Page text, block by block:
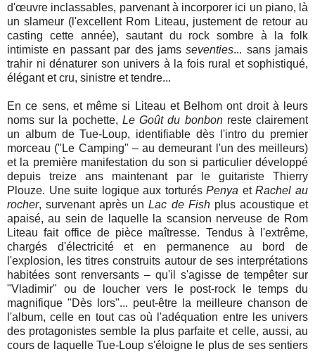
d'œuvre inclassables, parvenant à incorporer ici un piano, là
un slameur (l'excellent Rom Liteau, justement de retour au
casting cette année), sautant du rock sombre à la folk
intimiste en passant par des jamsseventies... sans jamais
trahir ni dénaturer son univers à la fois rural et sophistiqué,
élégant et cru, sinistre et tendre...
En ce sens, et même si Liteau et Belhom ont droit à leurs
noms sur la pochette, Le Goût du bonbonreste clairement
un album de Tue-Loup, identifiable dès l'intro du premier
morceau ("Le Camping" – au demeurant l'un des meilleurs)
et la première manifestation du son si particulier développé
depuis treize ans maintenant par le guitariste Thierry
Plouze. Une suite logique aux torturésPenya etRachel au
rocher, survenant après unLac de Fishplus acoustique et
apaisé, au sein de laquelle la scansion nerveuse de Rom
Liteau fait office de pièce maîtresse. Tendus à l'extrême,
chargés d'électricité et en permanence au bord de
l'explosion, les titres construits autour de ses interprétations
habitées sont renversants – qu'il s'agisse de tempêter sur
"Vladimir" ou de loucher vers le post-rock le temps du
magnifique "Dès lors"... peut-être la meilleure chanson de
l'album, celle en tout cas où l'adéquation entre les univers
des protagonistes semble la plus parfaite et celle, aussi, au
cours de laquelle Tue-Loup s'éloigne le plus de ses sentiers